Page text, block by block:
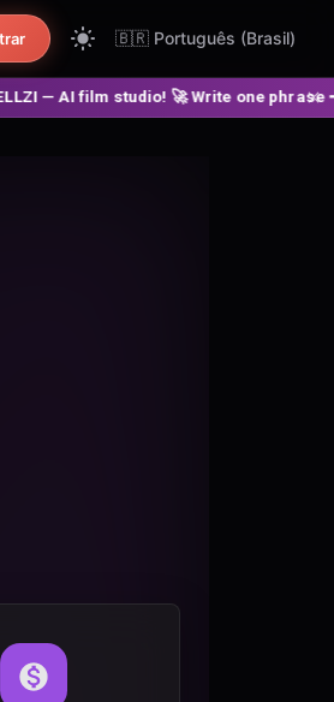
🇧🇷 Português (Brasil)
🚀 Write one phrase ➔ get a finished